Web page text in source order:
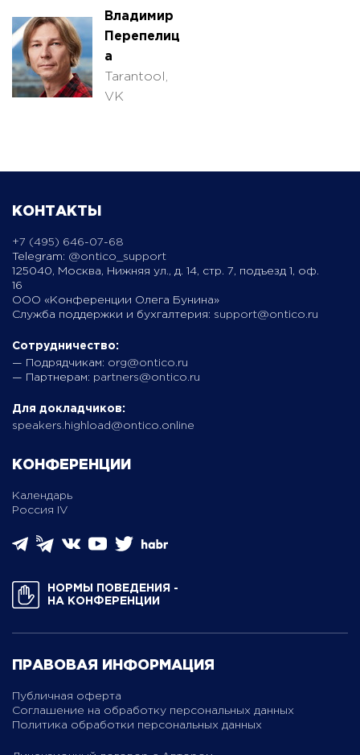
Владимир
Перепелиц
а
Tarantool,
VK
КОНТАКТЫ
+7 (495) 646-07-68
Telegram: @ontico_support
125040, Москва, Нижняя ул., д. 14, стр. 7, подъезд 1, оф.
16
ООО «Конференции Олега Бунина»
Служба поддержки и бухгалтерия: support@ontico.ru
Сотрудничество:
— Подрядчикам: org@ontico.ru
— Партнерам: partners@ontico.ru
Для докладчиков:
speakers.highload@ontico.online
КОНФЕРЕНЦИИ
Календарь
Россия IV
НОРМЫ ПОВЕДЕНИЯ ­
НА КОНФЕРЕНЦИИ
ПРАВОВАЯ ИНФОРМАЦИЯ
Публичная оферта
Соглашение на обработку персональных данных
Политика обработки персональных данных